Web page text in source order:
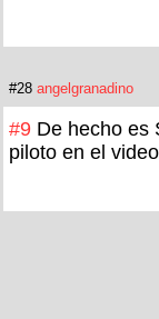
#28 angelgranadino
#9 De hecho es
piloto en el video